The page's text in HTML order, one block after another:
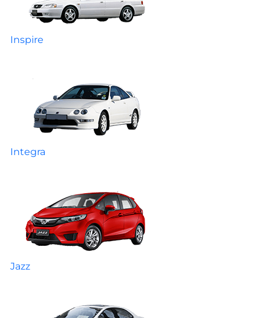
Inspire
Integra
Jazz